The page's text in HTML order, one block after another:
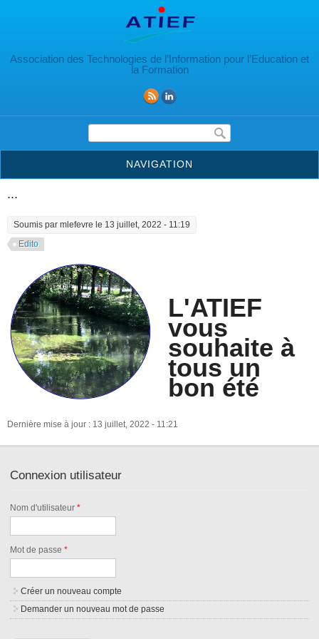
Association des Technologies de l’Information pour l’Education et
la Formation
Formulaire de recherche
NAVIGATION
...
Soumis par mlefevre le 13 juillet, 2022 - 11:19
Edito
L'ATIEF
vous
souhaite à
tous un
bon été
Dernière mise à jour : 13 juillet, 2022 - 11:21
Connexion utilisateur
Nom d'utilisateur*
Mot de passe*
Créer un nouveau compte
Demander un nouveau mot de passe